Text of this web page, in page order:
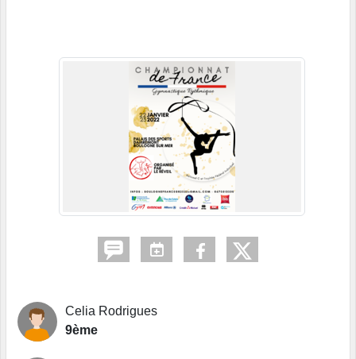
Celia Rodrigues
9ème